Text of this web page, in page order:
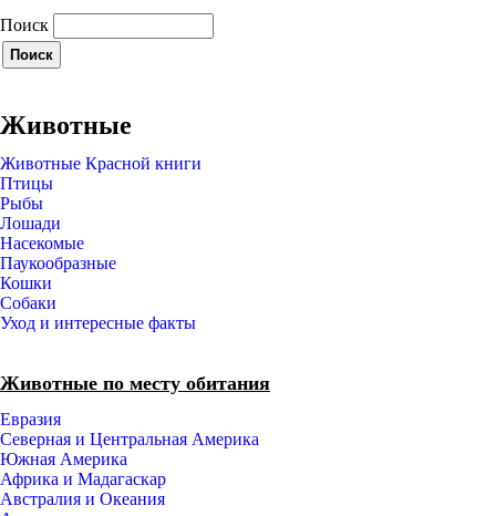
Поиск
Животные
Животные Красной книги
Птицы
Рыбы
Лошади
Насекомые
Паукообразные
Кошки
Собаки
Уход и интересные факты
Животные по месту обитания
Евразия
Северная и Центральная Америка
Южная Америка
Африка и Мадагаскар
Австралия и Океания